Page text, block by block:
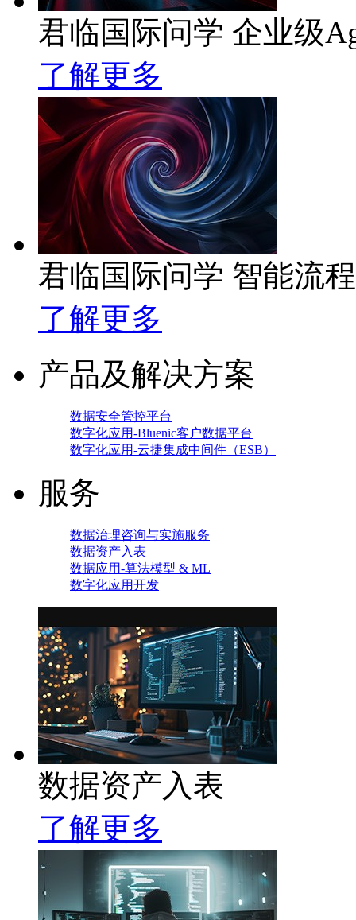
君临国际问学 企业级
了解更多
君临国际问学 智能流
了解更多
产品及解决方案
数据安全管控平台
数字化应用-Bluenic客户数据平台
数字化应用-云捷集成中间件（ESB）
服务
数据治理咨询与实施服务
数据资产入表
数据应用-算法模型 & ML
数字化应用开发
数据资产入表
了解更多